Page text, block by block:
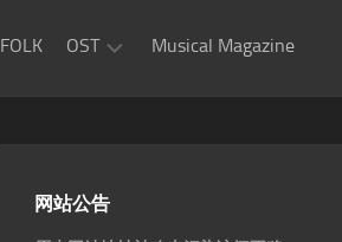
FOLK OST
OST
Musical Magazine
网站公告